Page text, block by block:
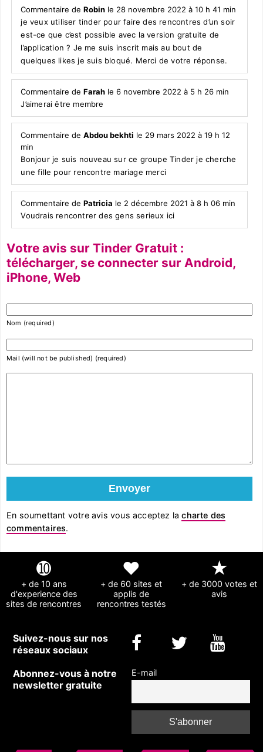
Commentaire deRobin le 28 novembre 2022 à 10 h 41 min
je veux utiliser tinder pour faire des rencontres d’un soir
est-ce que c’est possible avec la version gratuite de
l’application ? Je me suis inscrit mais au bout de
quelques likes je suis bloqué. Merci de votre réponse.
Commentaire deFarah le 6 novembre 2022 à 5 h 26 min
J’aimerai être membre
Commentaire deAbdou bekhti le 29 mars 2022 à 19 h 12
min
Bonjour je suis nouveau sur ce groupe Tinder je cherche
une fille pour rencontre mariage merci
Commentaire dePatricia le 2 décembre 2021 à 8 h 06 min
Voudrais rencontrer des gens serieux ici
Votre avis sur Tinder Gratuit :
télécharger, se connecter sur Android,
iPhone, Web
Nom (required)
Mail (will not be published) (required)
En soumettant votre avis vous acceptez lacharte des
commentaires.
➓
+ de 10 ans
d'experience des
sites de rencontres
❤
+ de 60 sites et
applis de
rencontres testés
★
+ de 3000 votes et
avis
Suivez-nous sur nos
réseaux sociaux
Abonnez-vous à notre
newsletter gratuite
E-mail